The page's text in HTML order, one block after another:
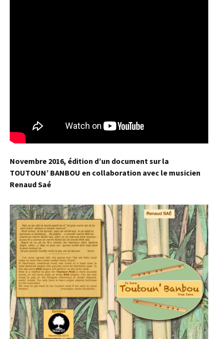
Novembre 2016, édition d’un document sur la
TOUTOUN’ BANBOU en collaboration avec le musicien
Renaud Saé